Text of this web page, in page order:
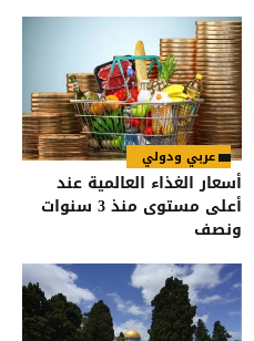
عربي ودولي
أسعار الغذاء العالمية عند
أعلى مستوى منذ 3 سنوات
ونصف